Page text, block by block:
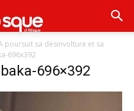
poursuit sa désinvolture et sa
696x392
696×392